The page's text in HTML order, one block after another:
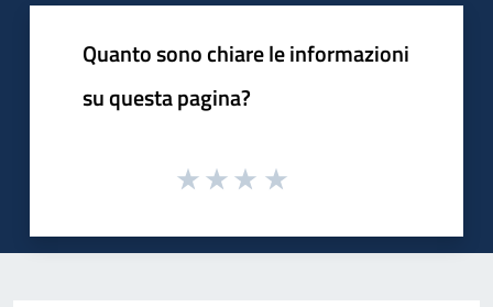
Quanto sono chiare le informazioni
su questa pagina?